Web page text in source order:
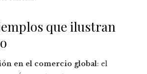
que ilustran
en el comercio global: el